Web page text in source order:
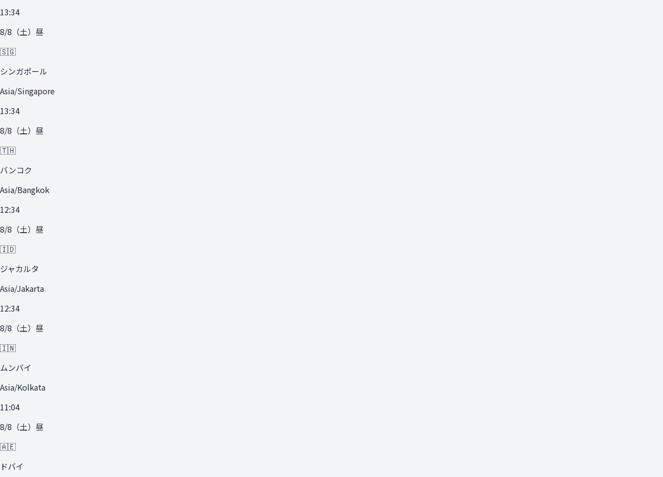
13:34
8/8 （土） 昼
🇸🇬
シンガポール
Asia/Singapore
13:34
8/8 （土） 昼
🇹🇭
バンコク
Asia/Bangkok
12:34
8/8 （土） 昼
🇮🇩
ジャカルタ
Asia/Jakarta
12:34
8/8 （土） 昼
🇮🇳
ムンバイ
Asia/Kolkata
11:04
8/8 （土） 昼
🇦🇪
ドバイ